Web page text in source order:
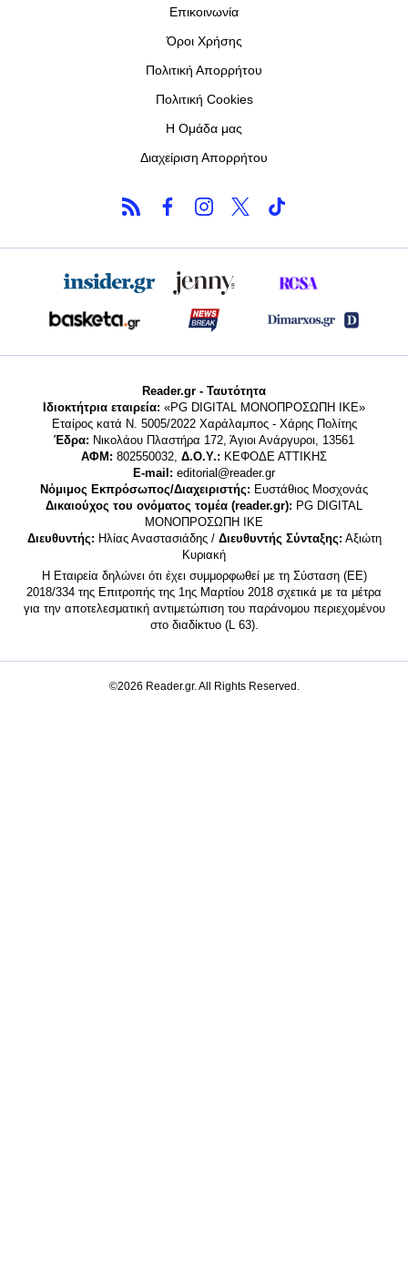
Επικοινωνία
Όροι Χρήσης
Πολιτική Απορρήτου
Πολιτική Cookies
Η Ομάδα μας
Διαχείριση Απορρήτου
Reader.gr - Ταυτότητα
Ιδιοκτήτρια εταιρεία: «PG DIGITAL MONΟΠΡΟΣΩΠΗ ΙΚΕ»
Εταίρος κατά Ν. 5005/2022 Χαράλαμπος - Χάρης Πολίτης
Έδρα: Νικολάου Πλαστήρα 172, Άγιοι Ανάργυροι, 13561
ΑΦΜ: 802550032, Δ.Ο.Υ.: ΚΕΦΟΔΕ ΑΤΤΙΚΗΣ
E-mail: editorial@reader.gr
Νόμιμος Εκπρόσωπος/Διαχειριστής: Ευστάθιος Μοσχονάς
Δικαιούχος του ονόματος τομέα (reader.gr): PG DIGITAL
MONΟΠΡΟΣΩΠΗ ΙΚΕ
Διευθυντής: Ηλίας Αναστασιάδης / Διευθυντής Σύνταξης: Αξιώτη
Κυριακή
Η Εταιρεία δηλώνει ότι έχει συμμορφωθεί με τη Σύσταση (ΕΕ)
2018/334 της Επιτροπής της 1ης Μαρτίου 2018 σχετικά με τα μέτρα
για την αποτελεσματική αντιμετώπιση του παράνομου περιεχομένου
στο διαδίκτυο (L 63).
©2026 Reader.gr. All Rights Reserved.